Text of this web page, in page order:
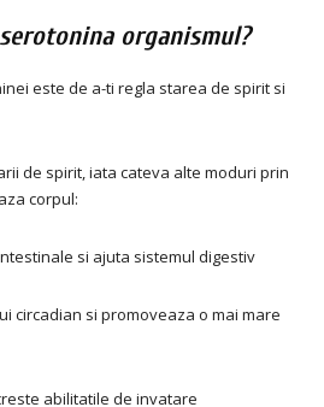
organismul?
este de a-ti regla starea de spirit si
de spirit, iata cateva alte moduri prin
corpul:
si ajuta sistemul digestiv
circadian si promoveaza o mai mare
abilitatile de invatare